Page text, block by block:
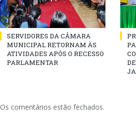
SERVIDORES DA CÂMARA
MUNICIPAL RETORNAM ÀS
ATIVIDADES APÓS O RECESSO
PARLAMENTAR
Os comentários estão fechados.